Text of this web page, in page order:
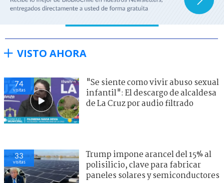
VISTO AHORA
74
visitas
"Se siente como vivir abuso sexual
infantil": El descargo de alcaldesa
de La Cruz por audio filtrado
33
visitas
Trump impone arancel del 15% al
polisilicio, clave para fabricar
paneles solares y semiconductores